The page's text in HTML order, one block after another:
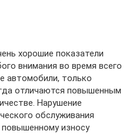
хорошие показатели
внимания во время всего
автомобили, только
отличаются повышенным
Нарушение
обслуживания
повышенному износу